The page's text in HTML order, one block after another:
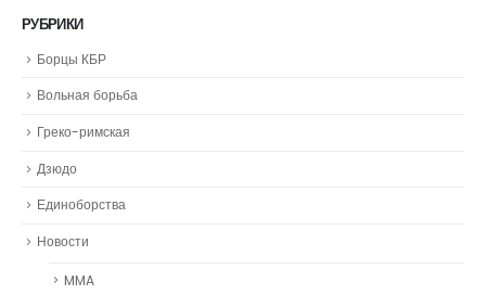
РУБРИКИ
Борцы КБР
Вольная борьба
Греко-римская
Дзюдо
Единоборства
Новости
MMA